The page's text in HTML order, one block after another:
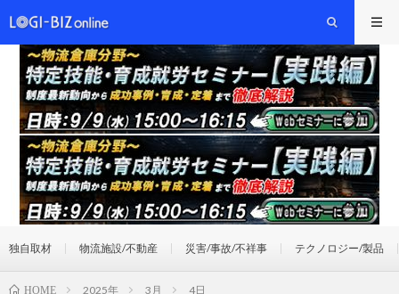
独自取材 物流施設/不動産 災害/事故/不祥事 テクノロジー/製品
HOME 2025年 3月 4日